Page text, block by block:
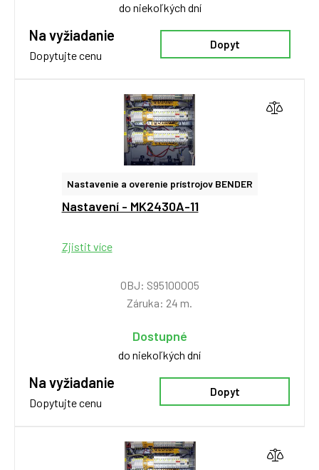
do niekoľkých dní
Na vyžiadanie
Dopytujte cenu
Dopyt
Nastavenie a overenie prístrojov BENDER
Nastavení - MK2430A-11
Zjistit více
OBJ: S95100005
Záruka: 24 m.
Dostupné
do niekoľkých dní
Na vyžiadanie
Dopytujte cenu
Dopyt